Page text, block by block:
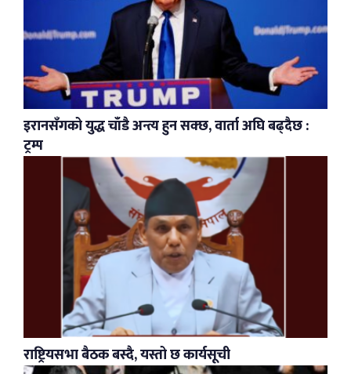
इरानसँगको युद्ध चाँडै अन्त्य हुन सक्छ, वार्ता अघि बढ्दैछ :
ट्रम्प
राष्ट्रियसभा बैठक बस्दै, यस्तो छ कार्यसूची